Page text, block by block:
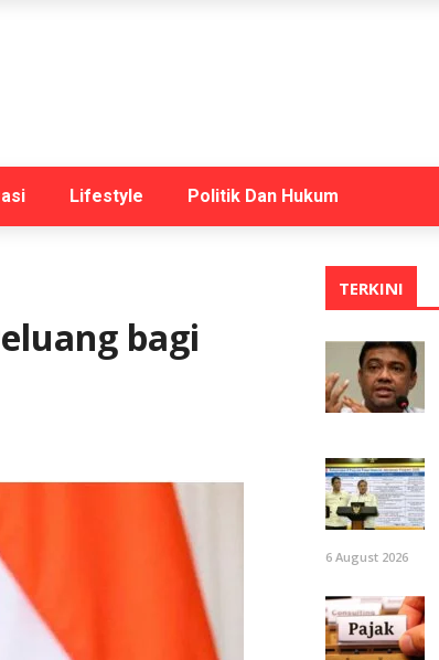
Lifestyle Politik Dan Hukum
bagi
TERKINI
6 August 2026